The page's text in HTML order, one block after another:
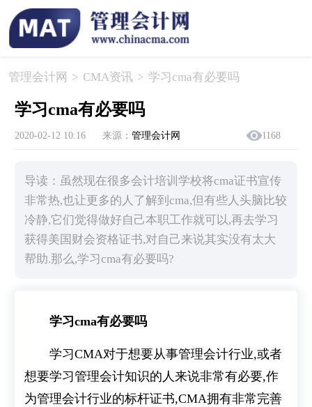
管理会计网 > CMA资讯 > ​学习cma有必要吗
​学习cma有必要吗
2020-02-12 10:16 来源： 管理会计网 1168
导读：虽然现在很多会计培训学校将cma证书宣传
非常热,也让更多的人了解到cma,但有些人头脑比较
冷静,它们觉得做好自己本职工作就可以,再去学习
获得美国财会资格证书,对自己来说其实没有太大
帮助.那么,学习cma有必要吗?
学习cma有必要吗
学习CMA对于想要从事管理会计行业,或者
想要学习管理会计知识的人来说非常有必要,作
为管理会计行业的标杆证书,CMA拥有非常完善